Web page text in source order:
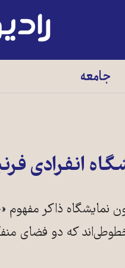
رادیو
زمانه
جامعه
انفرادی
ذاکر مفهوم
که دو فضای